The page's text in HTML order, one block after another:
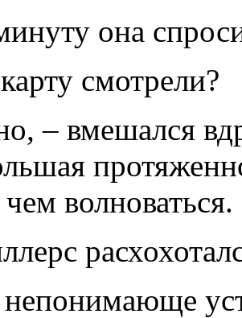
она
смотрели?
– вмешался
волноваться.